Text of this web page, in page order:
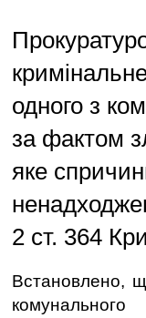
одного з
за фактом
яке
2 ст. 364
Встановлено,